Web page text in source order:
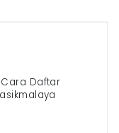
Daftar